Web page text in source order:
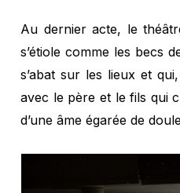
Au dernier acte, le
s’étiole comme les becs
s’abat sur les lieux et
avec le père et le fils qui
d’une âme égarée de